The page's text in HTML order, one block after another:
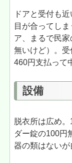
ドアと受付も
目が合ってし
ア、まるで民
無いけど）。
460円支払って
設備
脱衣所は広め
ダー錠の100円
器の類はないが